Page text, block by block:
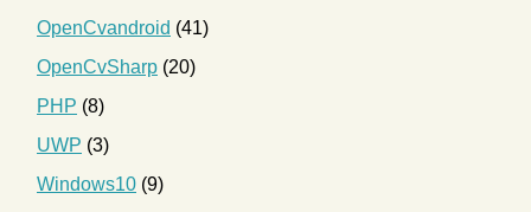
OpenCvandroid (41)
OpenCvSharp (20)
PHP (8)
UWP (3)
Windows10 (9)